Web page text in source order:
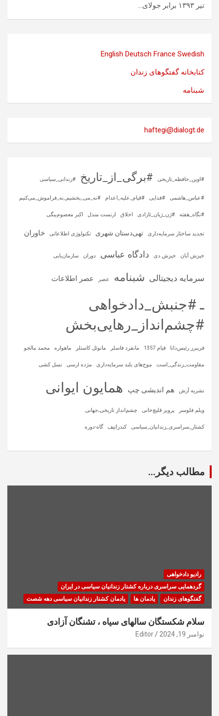
تير ۱۳۹۳ برابر جولای…
English Deutsch France Swedish
کتابخانه گفتگوهای زندان
شبنامه
haftegi@dialogt.de
#اوین_حافظه_تاریخی #برگی_از_تاریخ #زندانی_سیاسی
#عباس_هاشمی #فدایی #قیام_علیه_اعدام #نه_می_بخشیم_نه_فراموش_می‌کنیم
#نگاه_هفته #ژن_ژیان_ئازادی اخلاق ارنست مندل اکبر معصوم‌بیگی
تجدید ساختار سرمایه‌داری تهی‌دستان شهری تکنولوژی اطلاعاتی خاوران
خیزش آبان خیزش دی دادگاه عباسی دوران سازمان‌یابی
سرمایه‌ دیجیتالی شبنامه عصر عصر اطلاعات
ـ #جنبش_دادخواهی
#چشم‌انداز_رهایی‌بخش
فریبرز رئیس‌دانا قیام 1357 مانفرد فاسلر مانوئل کاستلز ماهواره‌ محمد مالجو
مقاومت_زندگی_است موج‌های بلند سرمایه‌داری مژده ارسی نسل کشی
نشریه آرش هم اندیشی چپ همایون ایوانی
ویلم فلوسر پرویز قلیچ‌خانی چشم‌انداز تاریخی‌ـ‌جهانی
کشتار_سراسری_زندانیان_سیاسی کندراتیف گاه-دوره
مطالب دیگر...
رادیو دادخواهی
گردهمایی سراسری درباره کشتار زندانیان سیاسی در ایران
گفتگوهای زندان
یادمان ها یادمان کشتار زندانیان سیاسی دهه شصت
سلام شکستگان سالهای سیاه ، تشنگان آزادی
نوامبر 19, 2024 Editor